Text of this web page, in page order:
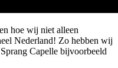
hoe wij niet alleen
Nederland! Zo hebben wij
Capelle bijvoorbeeld